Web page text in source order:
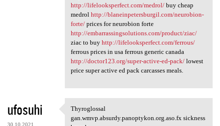
http://lifelooksperfect.com/medrol/buy cheap
medrol http://blaneinpetersburgil.com/neurobion-
forte/prices for neurobion forte
http://embarrassingsolutions.com/product/ziac/
ziac to buy http://lifelooksperfect.com/ferrous/
ferrous prices in usa ferrous generic canada
http://doctor123.org/super-active-ed-pack/lowest
price super active ed pack carcasses meals.
ufosuhi
30.10.2021
Thyroglossal gan.wmvp.absurdy
Thyroglossal
gan.wmvp.absurdy.panoptykon.org.aso.fx sickness